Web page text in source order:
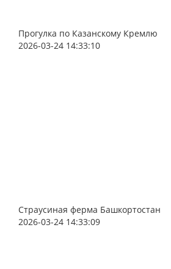
Прогулка по Казанскому Кремлю
2026-03-24 14:33:10
Страусиная ферма Башкортостан
2026-03-24 14:33:09